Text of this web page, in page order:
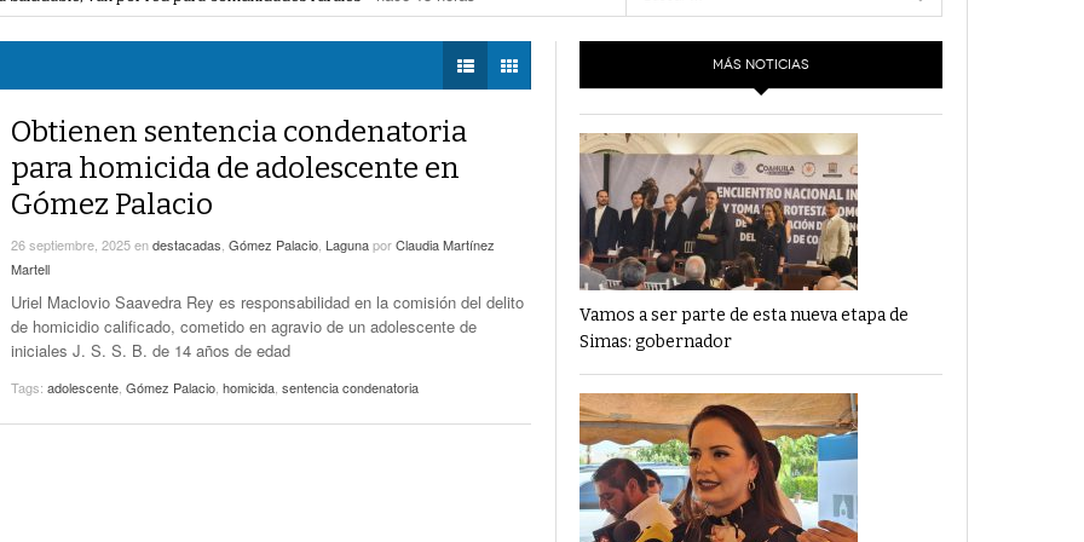
Avance De 33 Por Ciento- hace 16 horas -
No Hubo Daños A Obras Del Sistema Vial
Abastos- Independencia Por Las Lluvias
Próxima Semana - hace 16 horas -
TWEETS AND
ESTÉREO GALLITO
Financiamiento’ Por PC29
‘La Laguna: Bomba De Tiempo Por Falta De
Planeación’ Por PC29- 17 mayo, 2021
‘Las Corrupciones, Sus Formas Y Efectos’ Por
PC29- 7 mayo, 2021
ciudadano a 50 jueces en 2028- hace 14 horas -
Lerdo; cámaras captan a responsables- hace 14 horas -
de lotes baldíos
Obtienen sentencia condenatoria
para homicida de adolescente en
Gómez Palacio
26 septiembre, 2025endestacadas Gómez Palacio LagunaporClaudia Martínez
Martell
Uriel Maclovio Saavedra Rey es responsabilidad en la comisión del delito
de homicidio calificado, cometido en agravio de un adolescente de
iniciales J. S. S. B. de 14 años de edad
Tags: adolescente Gómez Palacio homicida sentencia condenatoria
MÁS NOTICIAS
Vamos a ser parte de esta nueva etapa de
Simas: gobernador